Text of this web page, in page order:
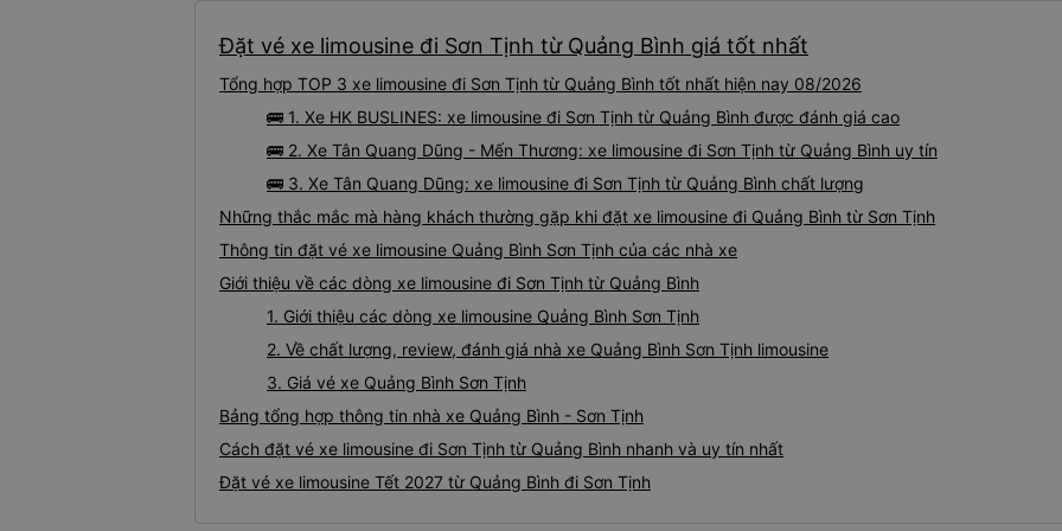
ký. Nhân viên chuyên
Đặt vé xe limousine đi Sơn Tịnh từ Quảng Bình giá tốt nhất
Tổng hợp TOP 3 xe limousine đi Sơn Tịnh từ Quảng Bình tốt nhất hiện nay 08/2026
🚌 1. Xe HK BUSLINES: xe limousine đi Sơn Tịnh từ Quảng Bình được đánh giá cao
🚌 2. Xe Tân Quang Dũng - Mến Thương: xe limousine đi Sơn Tịnh từ Quảng Bình uy tín
🚌 3. Xe Tân Quang Dũng: xe limousine đi Sơn Tịnh từ Quảng Bình chất lượng
Những thắc mắc mà hàng khách thường gặp khi đặt xe limousine đi Quảng Bình từ Sơn Tịnh
Thông tin đặt vé xe limousine Quảng Bình Sơn Tịnh của các nhà xe
Giới thiệu về các dòng xe limousine đi Sơn Tịnh từ Quảng Bình
1. Giới thiệu các dòng xe limousine Quảng Bình Sơn Tịnh
2. Về chất lượng, review, đánh giá nhà xe Quảng Bình Sơn Tịnh limousine
3. Giá vé xe Quảng Bình Sơn Tịnh
Bảng tổng hợp thông tin nhà xe Quảng Bình - Sơn Tịnh
Cách đặt vé xe limousine đi Sơn Tịnh từ Quảng Bình nhanh và uy tín nhất
Đặt vé xe limousine Tết 2027 từ Quảng Bình đi Sơn Tịnh